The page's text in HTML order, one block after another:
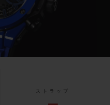
Play
ストラップ